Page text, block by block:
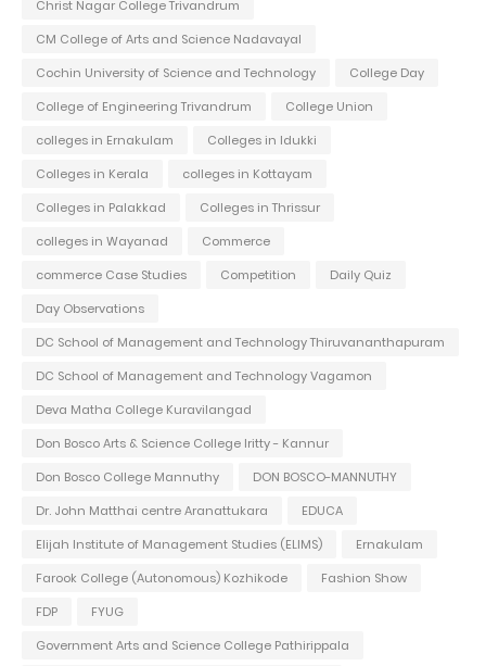
Christ Nagar College Trivandrum
CM College of Arts and Science Nadavayal
Cochin University of Science and Technology
College Day
College of Engineering Trivandrum
College Union
colleges in Ernakulam
Colleges in Idukki
Colleges in Kerala
colleges in Kottayam
Colleges in Palakkad
Colleges in Thrissur
colleges in Wayanad
Commerce
commerce Case Studies
Competition
Daily Quiz
Day Observations
DC School of Management and Technology Thiruvananthapuram
DC School of Management and Technology Vagamon
Deva Matha College Kuravilangad
Don Bosco Arts & Science College Iritty - Kannur
Don Bosco College Mannuthy
DON BOSCO-MANNUTHY
Dr. John Matthai centre Aranattukara
EDUCA
Elijah Institute of Management Studies (ELIMS)
Ernakulam
Farook College (Autonomous) Kozhikode
Fashion Show
FDP
FYUG
Government Arts and Science College Pathirippala